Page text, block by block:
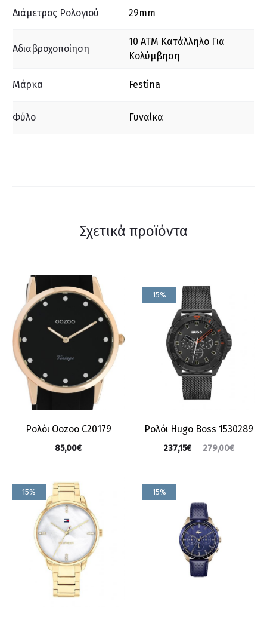
Διάμετρος Ρολογιού 29mm
Αδιαβροχοποίηση
10 ΑΤΜ Κατάλληλο Για
Κολύμβηση
Μάρκα Festina
Φύλο Γυναίκα
Σχετικά προϊόντα
Ρολόι Oozoo C20179
85,00€
15%
Ρολόι Hugo Boss 1530289
279,00€
237,15€
15% 15%